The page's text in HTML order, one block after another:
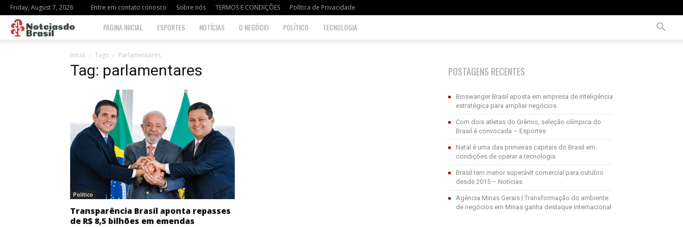
Friday, August 7, 2026 Entre em contato conosco Sobre nós TERMOS E CONDIÇÕES Política de Privacidade
Notciasdo
Brasil
PAGINA INICIAL ESPORTES NOTÍCIAS O NEGÓCIO POLÍTICO TECNOLOGIA
Início Tags Parlamentares
Tag: parlamentares
Político
Transparência Brasil aponta repasses
de R$ 8,5 bilhões em emendas
POSTAGENS RECENTES
Binswanger Brasil aposta em empresa de inteligência
estratégica para ampliar negócios
Com dois atletas do Grêmio, seleção olímpica do
Brasil é convocada – Esportes
Natal é uma das primeiras capitais do Brasil em
condições de operar a tecnologia
Brasil tem menor superávit comercial para outubro
desde 2015 – Notícias
Agência Minas Gerais | Transformação do ambiente
de negócios em Minas ganha destaque internacional